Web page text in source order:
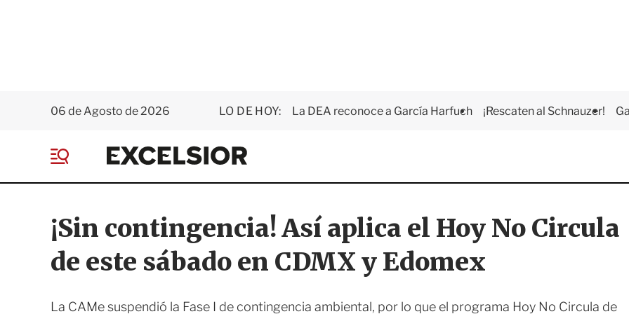
06 de Agosto de 2026 LO DE HOY: La DEA reconoce a García Harfuch ¡Rescaten al Schnauzer!
E
x
e
s
i
o
r
e
¡Sin contingencia! Así aplica el Hoy No Circula
de este sábado en CDMX y Edomex
La CAMe suspendió la Fase I de contingencia ambiental, por lo que el programa Hoy No Circula de